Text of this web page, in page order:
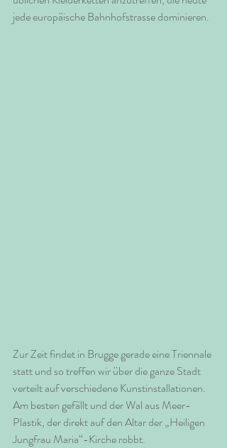
jede europäische Bahnhofstrasse dominieren.
Zur Zeit findet in Brugge gerade eine Triennale
statt und so treffen wir über die ganze Stadt
verteilt auf verschiedene Kunstinstallationen.
Am besten gefällt und der Wal aus Meer-
Plastik, der direkt auf den Altar der „Heiligen
Jungfrau Maria“-Kirche robbt.